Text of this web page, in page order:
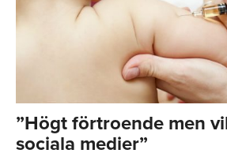
”Högt förtroende men
sociala medier”